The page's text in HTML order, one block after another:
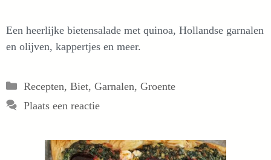
Een heerlijke bietensalade met quinoa, Hollandse garnalen
en olijven, kappertjes en meer.
Categorieën
Recepten, Biet, Garnalen, Groente
Plaats een reactie